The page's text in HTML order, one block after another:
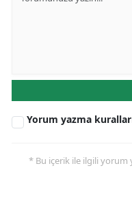
Yorum yazma
* Bu içerik ile ilgili yorum